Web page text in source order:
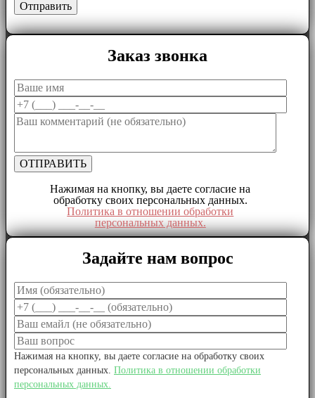
Заказ звонка
Нажимая на кнопку, вы даете согласие на
обработку своих персональных данных.
Политика в отношении обработки
персональных данных.
Задайте нам вопрос
Нажимая на кнопку, вы даете согласие на обработку своих
персональных данных. Политика в отношении обработки
персональных данных.